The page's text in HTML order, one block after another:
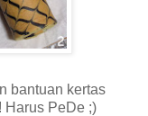
bantuan kertas
Harus PeDe ;)